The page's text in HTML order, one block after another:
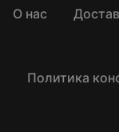
О нас
Политика